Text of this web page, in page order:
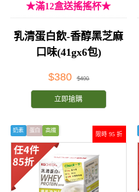
★滿12盒送搖搖杯★
乳清蛋白飲-香醇黑芝麻
口味(41gx6包)
$380 $400
立即搶購
限時 95 折
奶素 蛋白 高纖